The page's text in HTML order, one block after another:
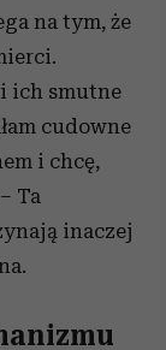
na tym, że
ich smutne
cudowne
i chcę,
Ta
inaczej